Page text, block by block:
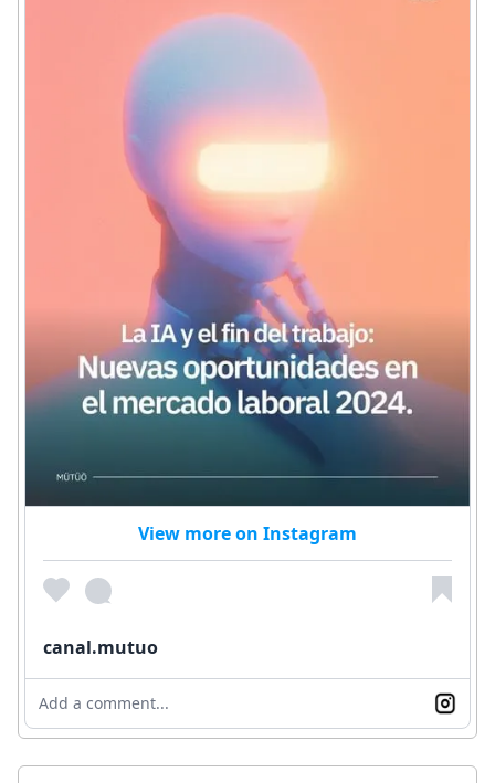
View more on Instagram
canal.mutuo
Add a comment...